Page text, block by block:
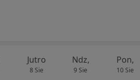
Jutro
8 Sie
Ndz,
9 Sie
Pon,
10 Sie